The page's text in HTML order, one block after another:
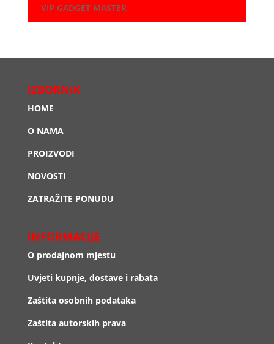
VIP GADGET MASTER
IZBORNIK
HOME
O NAMA
PROIZVODI
NOVOSTI
ZATRAŽITE PONUDU
INFORMACIJE
O prodajnom mjestu
Uvjeti kupnje, dostave i rabata
Zaštita osobnih podataka
Zaštita autorskih prava